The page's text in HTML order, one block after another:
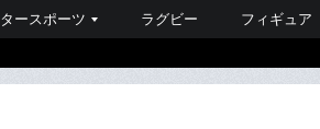
ースポーツ ラグビー フィギュア